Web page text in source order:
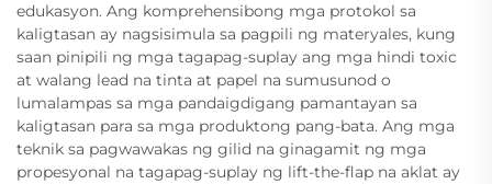
edukasyon. Ang komprehensibong mga protokol sa
kaligtasan ay nagsisimula sa pagpili ng materyales, kung
saan pinipili ng mga tagapag-suplay ang mga hindi toxic
at walang lead na tinta at papel na sumusunod o
lumalampas sa mga pandaigdigang pamantayan sa
kaligtasan para sa mga produktong pang-bata. Ang mga
teknik sa pagwawakas ng gilid na ginagamit ng mga
propesyonal na tagapag-suplay ng lift-the-flap na aklat ay